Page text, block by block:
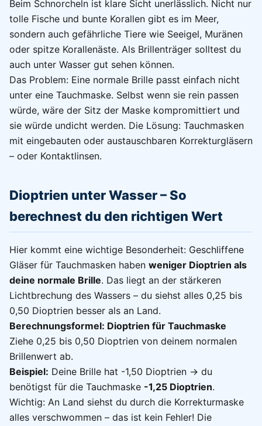
Beim Schnorcheln ist klare Sicht unerlässlich. Nicht nur
tolle Fische und bunte Korallen gibt es im Meer,
sondern auch gefährliche Tiere wie Seeigel, Muränen
oder spitze Korallenäste. Als Brillenträger solltest du
auch unter Wasser gut sehen können.
Das Problem: Eine normale Brille passt einfach nicht
unter eine Tauchmaske. Selbst wenn sie rein passen
würde, wäre der Sitz der Maske kompromittiert und
sie würde undicht werden. Die Lösung: Tauchmasken
mit eingebauten oder austauschbaren Korrekturgläsern
– oder Kontaktlinsen.
Dioptrien unter Wasser – So
berechnest du den richtigen Wert
Hier kommt eine wichtige Besonderheit: Geschliffene
Gläser für Tauchmasken haben weniger Dioptrien als
deine normale Brille. Das liegt an der stärkeren
Lichtbrechung des Wassers – du siehst alles 0,25 bis
0,50 Dioptrien besser als an Land.
Berechnungsformel: Dioptrien für Tauchmaske
Ziehe 0,25 bis 0,50 Dioptrien von deinem normalen
Brillenwert ab.
Beispiel: Deine Brille hat -1,50 Dioptrien → du
benötigst für die Tauchmaske -1,25 Dioptrien.
Wichtig: An Land siehst du durch die Korrekturmaske
alles verschwommen – das ist kein Fehler! Die